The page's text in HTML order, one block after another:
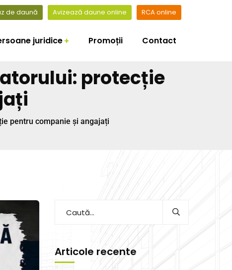
de daună Avizează daune online RCA online
juridice Promoții Contact
protecție
pentru companie și angajați
Articole recente